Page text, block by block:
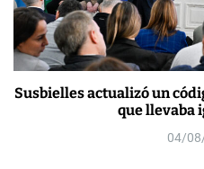
Susbielles actualizó un
que llevaba
04/